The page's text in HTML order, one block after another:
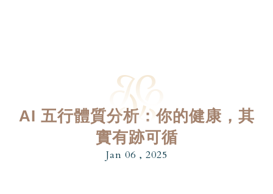
AI 五行體質分析：你的健康，其
實有跡可循
Jan 06 , 2025